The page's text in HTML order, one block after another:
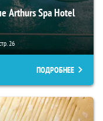
Arthurs Spa Hotel
26
ПОДРОБНЕЕ